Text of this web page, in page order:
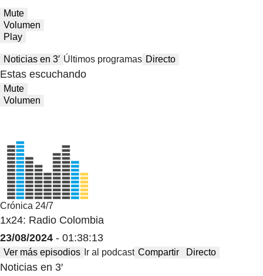
Mute
Volumen
Play
Noticias en 3′ Últimos programas Directo
Estas escuchando
Mute
Volumen
Crónica 24/7
1x24: Radio Colombia
23/08/2024 - 01:38:13
Ver más episodios Ir al podcast Compartir Directo
Noticias en 3′